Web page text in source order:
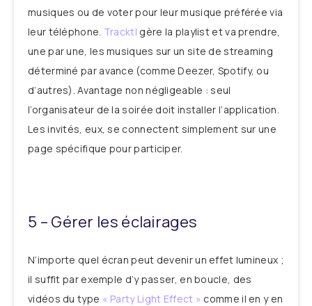
musiques ou de voter pour leur musique préférée via
leur téléphone. Tracktl gère la playlist et va prendre,
une par une, les musiques sur un site de streaming
déterminé par avance (comme Deezer, Spotify, ou
d’autres). Avantage non négligeable : seul
l’organisateur de la soirée doit installer l’application.
Les invités, eux, se connectent simplement sur une
page spécifique pour participer.
5 – Gérer les éclairages
N’importe quel écran peut devenir un effet lumineux ;
il suffit par exemple d’y passer, en boucle, des
vidéos du type « Party Light Effect » comme il en y en